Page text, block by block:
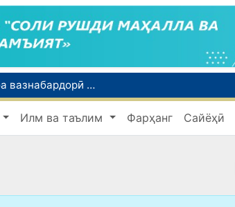
Тошканд ба баргузории чемпионати Осиё оид ба вазнабардорӣ омодагӣ мебинад
Шаҳрвандони Ӯзбекистон метавонанд дар доираи барномаи H-2A ба корҳои мавсимии кишоварзӣ дар ИМА сафарбар шаванд
Намояндагии Агентии муҳоҷират дар Москва моҳи июл ба зиёда аз 1,8 ҳазор шаҳрванди Ӯзбекистон кумак расонд
Илм ва таълим Фарҳанг Сайёҳӣ